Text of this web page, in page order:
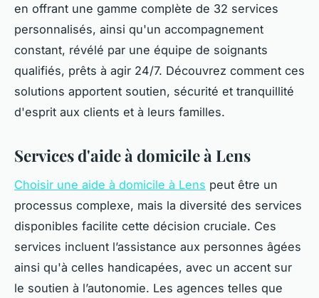
en offrant une gamme complète de 32 services
personnalisés, ainsi qu'un accompagnement
constant, révélé par une équipe de soignants
qualifiés, prêts à agir 24/7. Découvrez comment ces
solutions apportent soutien, sécurité et tranquillité
d'esprit aux clients et à leurs familles.
Services d'aide à domicile à Lens
Choisir une aide à domicile à Lens peut être un
processus complexe, mais la diversité des services
disponibles facilite cette décision cruciale. Ces
services incluent l’assistance aux personnes âgées
ainsi qu'à celles handicapées, avec un accent sur
le soutien à l’autonomie. Les agences telles que